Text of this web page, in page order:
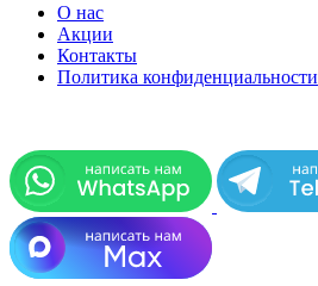
О нас
Акции
Контакты
Политика конфиденциальности